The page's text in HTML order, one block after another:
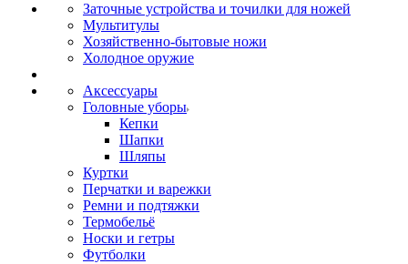
Заточные устройства и точилки для ножей
Мультитулы
Хозяйственно-бытовые ножи
Холодное оружие
Аксессуары
Головные уборы
Кепки
Шапки
Шляпы
Куртки
Перчатки и варежки
Ремни и подтяжки
Термобельё
Носки и гетры
Футболки